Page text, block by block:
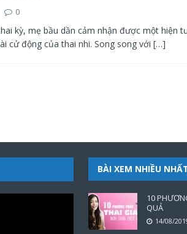
0
kỳ, mẹ bầu dần cảm nhận được một hiện
cử động của thai nhi. Song song với […]
BÀI XEM NHIỀU
10
QUẢ
14/08/